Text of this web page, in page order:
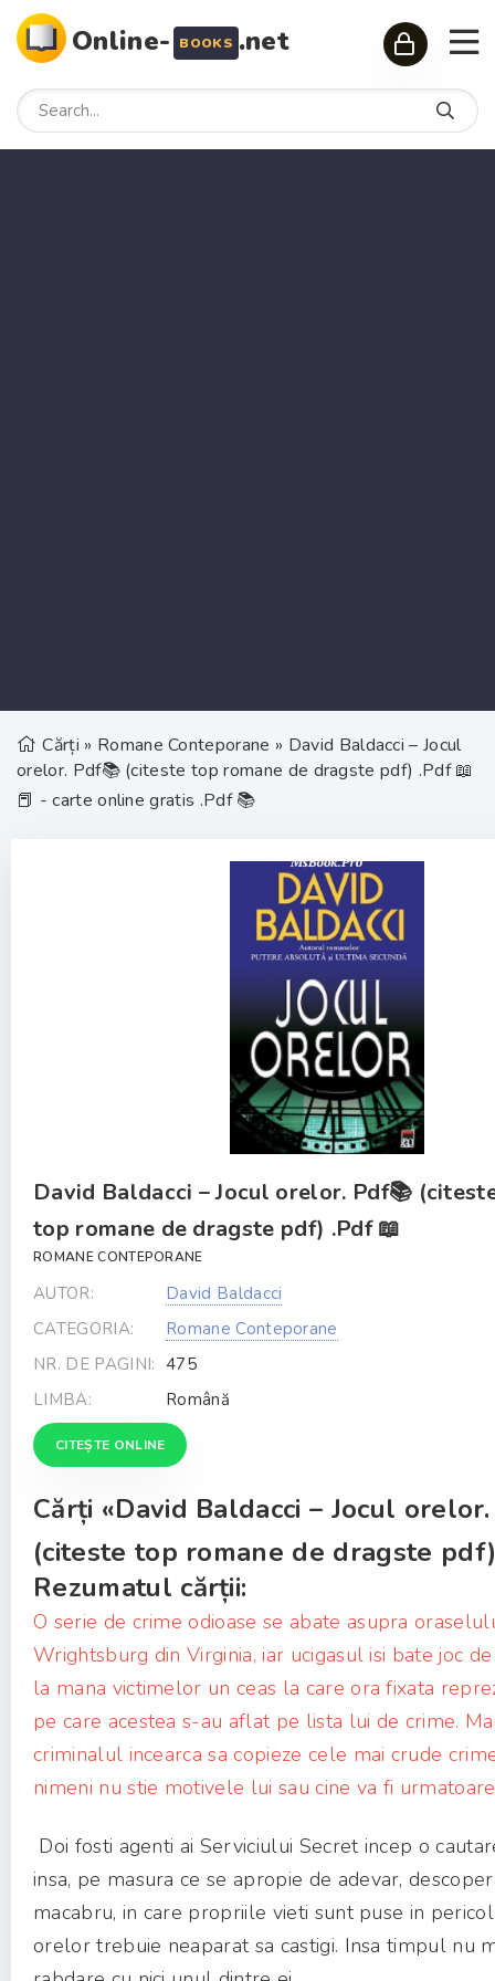
Online- BOOKS .net
Cărți » Romane Conteporane » David Baldacci – Jocul
orelor. Pdf📚 (citeste top romane de dragste pdf) .Pdf 📖
📕 - carte online gratis .Pdf 📚
David Baldacci – Jocul orelor. Pdf📚
top romane de dragste pdf) .Pdf 📖
ROMANE CONTEPORANE
AUTOR:
David Baldacci
CATEGORIA:
Romane Conteporane
NR. DE PAGINI: 475
LIMBA:
Română
CITEȘTE ONLINE
Cărți «David Baldacci – Jocul
(citeste top romane de dragste
Rezumatul cărții:
O serie de crime odioase se abate asupra
Wrightsburg din Virginia, iar ucigasul isi bate joc
la mana victimelor un ceas la care ora fixata
pe care acestea s-au aflat pe lista lui de crime.
criminalul incearca sa copieze cele mai crude
nimeni nu stie motivele lui sau cine va fi
Doi fosti agenti ai Serviciului Secret incep o
insa, pe masura ce se apropie de adevar,
macabru, in care propriile vieti sunt puse in
orelor trebuie neaparat sa castigi. Insa timpul nu